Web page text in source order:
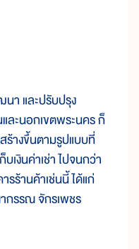
า และปรับปรุง
ละนอกเขตพระนคร ก็
ร้างขึ้นตามรูปแบบที่
เงินค่าเช่า ไปจนกว่า
รร้านค้าเช่นนี้ ได้แก่
กรรณ จักรเพชร